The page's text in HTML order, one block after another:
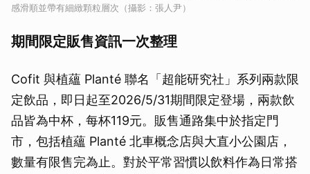
感滑順並帶有細緻顆粒層次（攝影：張人尹）
期間限定販售資訊一次整理
Cofit 與植蘊 Planté 聯名「超能研究社」系列兩款限
定飲品，即日起至2026/5/31期間限定登場，兩款飲
品皆為中杯，每杯119元。販售通路集中於指定門
市，包括植蘊 Planté 北車概念店與大直小公園店，
數量有限售完為止。對於平常習慣以飲料作為日常搭